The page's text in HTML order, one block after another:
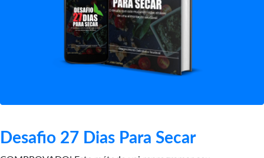
Desafio 27 Dias Para Secar